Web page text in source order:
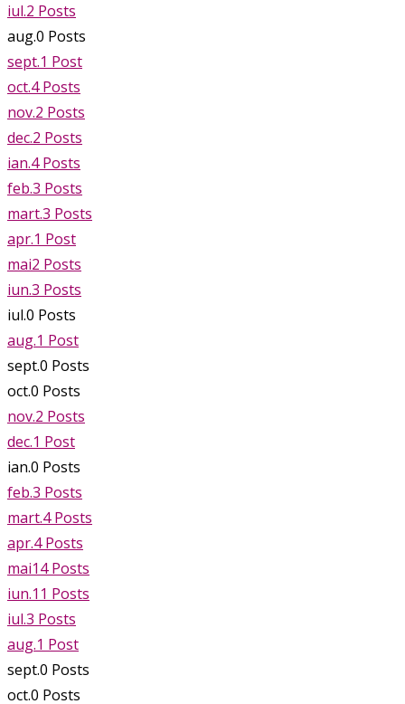
iul.2 Posts
aug.0 Posts
sept.1 Post
oct.4 Posts
nov.2 Posts
dec.2 Posts
ian.4 Posts
feb.3 Posts
mart.3 Posts
apr.1 Post
mai2 Posts
iun.3 Posts
iul.0 Posts
aug.1 Post
sept.0 Posts
oct.0 Posts
nov.2 Posts
dec.1 Post
ian.0 Posts
feb.3 Posts
mart.4 Posts
apr.4 Posts
mai14 Posts
iun.11 Posts
iul.3 Posts
aug.1 Post
sept.0 Posts
oct.0 Posts